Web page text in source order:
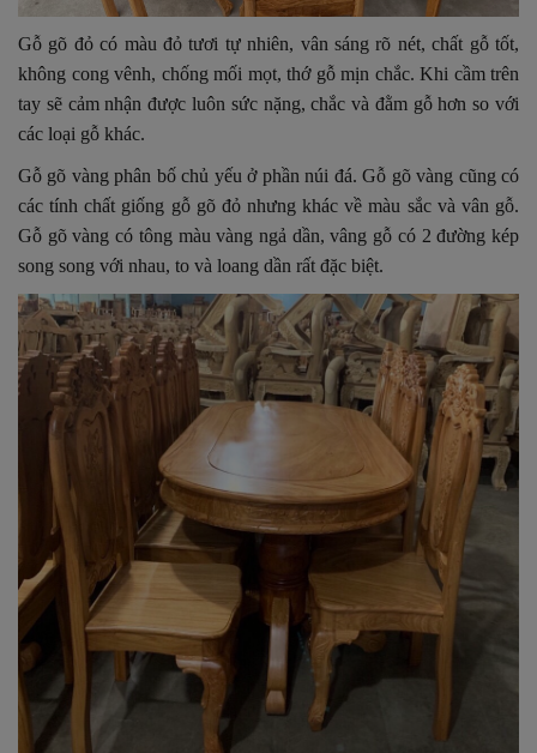
Gỗ gõ đỏ có màu đỏ tươi tự nhiên, vân sáng rõ nét, chất gỗ tốt,
không cong vênh, chống mối mọt, thớ gỗ mịn chắc. Khi cầm trên
tay sẽ cảm nhận được luôn sức nặng, chắc và đằm gỗ hơn so với
các loại gỗ khác.
Gỗ gõ vàng phân bố chủ yếu ở phần núi đá. Gỗ gõ vàng cũng có
các tính chất giống gỗ gõ đỏ nhưng khác về màu sắc và vân gỗ.
Gỗ gõ vàng có tông màu vàng ngả dần, vâng gỗ có 2 đường kép
song song với nhau, to và loang dần rất đặc biệt.